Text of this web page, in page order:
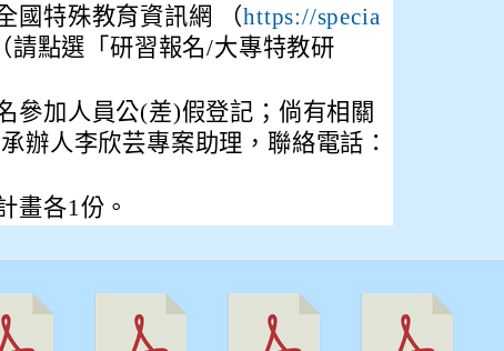
國特殊教育資訊網 （https://specia
請點選「研習報名/大專特教研
參加人員公(差)假登記；倘有相關
辦人李欣芸專案助理，聯絡電話：
畫各1份。